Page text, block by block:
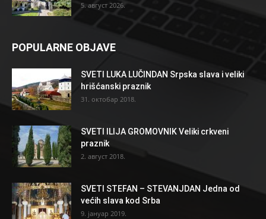
5. август 2026.
POPULARNE OBJAVE
SVETI LUKA LUČINDAN Srpska slava i veliki
hrišćanski praznik
31. октобар 2018.
SVETI ILIJA GROMOVNIK Veliki crkveni
praznik
2. август 2018.
SVETI STEFAN – STEVANJDAN Jedna od
većih slava kod Srba
9. јануар 2019.